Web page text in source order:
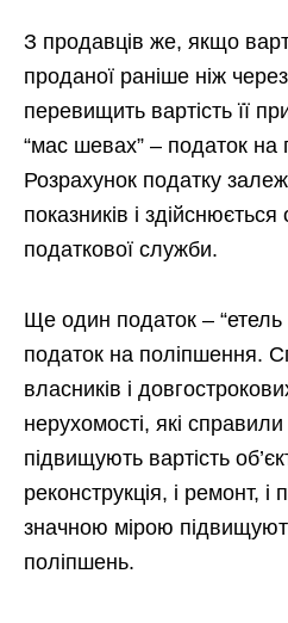
З продавців же, якщо
проданої раніше ніж
перевищить вартість її
“мас шевах” – податок на
Розрахунок податку
показників і
податкової служби.
Ще один податок – “етель
податок на поліпшення.
власників і
нерухомості, які
підвищують вартість
реконструкція, і ремонт,
значною мірою
поліпшень.